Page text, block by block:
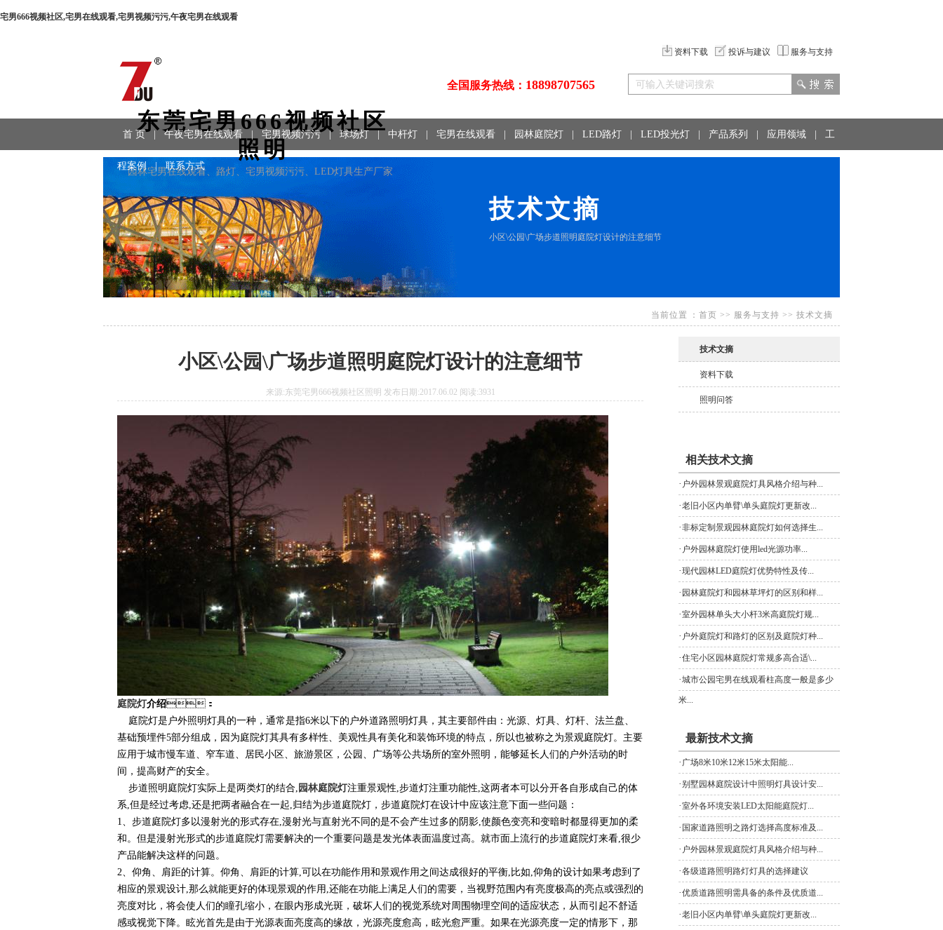
宅男666视频社区,宅男在线观看,宅男视频污污,午夜宅男在线观看
东莞宅男666视频社区
照明
园林宅男在线观看、路灯、宅男视频污污、LED灯具生产厂家
资料下载 投诉与建议 服务与支持
全国服务热线： 18898707565
首 页 午夜宅男在线观看 宅男视频污污 | 球场灯 中杆灯 宅男在线观看 园林庭院灯 LED路灯 LED投光灯 产品系列 应用领域 工
程案例 | 联系方式
技术文摘
小区\公园\广场步道照明庭院灯设计的注意细节
当前位置： 首页 >> 服务与支持 >> 技术文摘
小区\公园\广场步道照明庭院灯设计的注意细节
来源:东莞宅男666视频社区照明 发布日期:2017.06.02 阅读:3931
庭院灯介绍：
庭院灯是户外照明灯具的一种，通常是指6米以下的户外道路照明灯具，其主要部件由：光源、灯具、灯杆、法兰盘、
基础预埋件5部分组成，因为庭院灯其具有多样性、美观性具有美化和装饰环境的特点，所以也被称之为景观庭院灯。主要
应用于城市慢车道、窄车道、居民小区、旅游景区，公园、广场等公共场所的室外照明，能够延长人们的户外活动的时
间，提高财产的安全。
步道照明庭院灯实际上是两类灯的结合, 园林庭院灯注重景观性,步道灯注重功能性,这两者本可以分开各自形成自己的体
系,但是经过考虑,还是把两者融合在一起,归结为步道庭院灯，步道庭院灯在设计中应该注意下面一些问题：
1、步道庭院灯多以漫射光的形式存在,漫射光与直射光不同的是不会产生过多的阴影,使颜色变亮和变暗时都显得更加的柔
和。但是漫射光形式的步道庭院灯需要解决的一个重要问题是发光体表面温度过高。就市面上流行的步道庭院灯来看,很少
产品能解决这样的问题。
2、仰角、肩距的计算。仰角、肩距的计算,可以在功能作用和景观作用之间达成很好的平衡,比如,仰角的设计如果考虑到了
相应的景观设计,那么就能更好的体现景观的作用,还能在功能上满足人们的需要，当视野范围内有亮度极高的亮点或强烈的
亮度对比，将会使人们的瞳孔缩小，在眼内形成光斑，破坏人们的视觉系统对周围物理空间的适应状态，从而引起不舒适
感或视觉下降。眩光首先是由于光源表面亮度高的缘故，光源亮度愈高，眩光愈严重。如果在光源亮度一定的情形下，那
技术文摘
资料下载
照明问答
相关技术文摘
· 户外园林景观庭院灯具风格介绍与种...
·老旧小区内单臂\单头庭院灯更新改...
·非标定制景观园林庭院灯如何选择生...
· 户外园林庭院灯使用led光源功率...
·现代园林LED庭院灯优势特性及传...
· 园林庭院灯和园林草坪灯的区别和样...
·室外园林单头大小杆3米高庭院灯规...
· 户外庭院灯和路灯的区别及庭院灯种...
·住宅小区园林庭院灯常规多高合适\...
·城市公园宅男在线观看柱高度一般是多少
米...
最新技术文摘
· 广场8米10米12米15米太阳能...
·别墅园林庭院设计中照明灯具设计安...
·室外各环境安装LED太阳能庭院灯...
· 国家道路照明之路灯选择高度标准及...
· 户外园林景观庭院灯具风格介绍与种...
·各级道路照明路灯灯具的选择建议
·优质道路照明需具备的条件及优质道...
·老旧小区内单臂\单头庭院灯更新改...